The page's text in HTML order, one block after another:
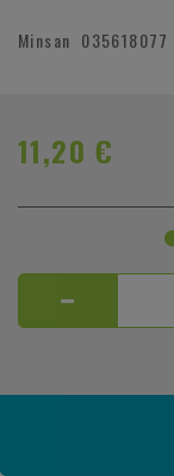
Minsan 035618077
11,20 €